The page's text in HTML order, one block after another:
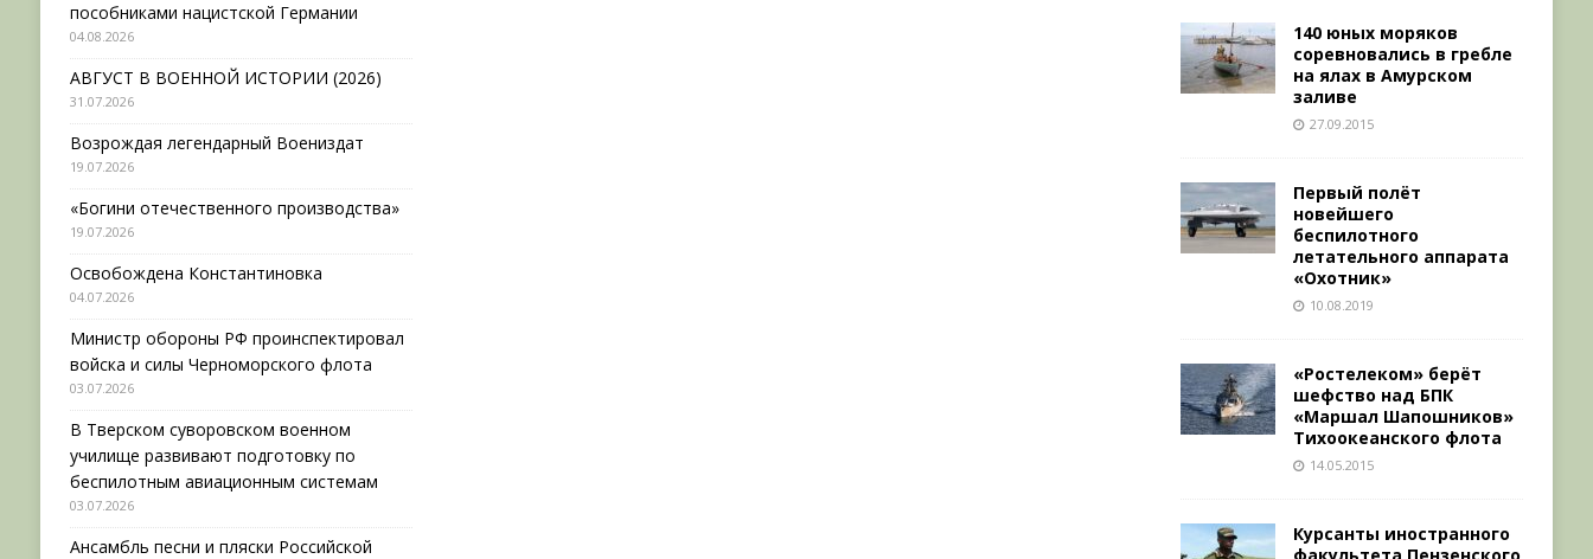
пособниками нацистской Германии
04.08.2026
АВГУСТ В ВОЕННОЙ ИСТОРИИ (2026)
31.07.2026
Возрождая легендарный Воениздат
19.07.2026
«Богини отечественного производства»
19.07.2026
Освобождена Константиновка
04.07.2026
Министр обороны РФ проинспектировал
войска и силы Черноморского флота
03.07.2026
В Тверском суворовском военном
училище развивают подготовку по
беспилотным авиационным системам
03.07.2026
Ансамбль песни и пляски Российской
140 юных моряков
соревновались в гребле
на ялах в Амурском
заливе
27.09.2015
Первый полёт
новейшего
беспилотного
летательного аппарата
«Охотник»
10.08.2019
«Ростелеком» берёт
шефство над БПК
«Маршал Шапошников»
Тихоокеанского флота
14.05.2015
Курсанты иностранного